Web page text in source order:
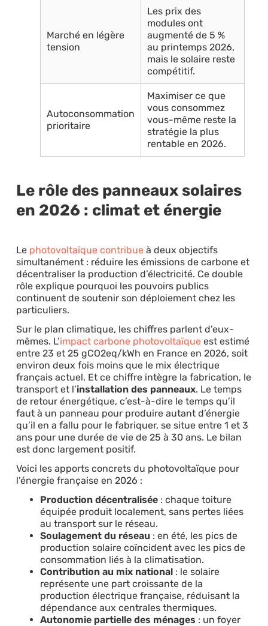
Marché en légère
tension
Les prix des
modules ont
augmenté de 5 %
au printemps 2026,
mais le solaire reste
compétitif.
Autoconsommation
prioritaire
Maximiser ce que
vous consommez
vous-même reste la
stratégie la plus
rentable en 2026.
Le rôle des panneaux solaires
en 2026 : climat et énergie
Le photovoltaïque contribueà deux objectifs
simultanément : réduire les émissions de carbone et
décentraliser la production d’électricité. Ce double
rôle explique pourquoi les pouvoirs publics
continuent de soutenir son déploiement chez les
particuliers.
Sur le plan climatique, les chiffres parlent d’eux-
mêmes. L’impact carbone photovoltaïqueest estimé
entre 23 et 25 gCO2eq/kWh en France en 2026, soit
environ deux fois moins que le mix électrique
français actuel. Et ce chiffre intègre la fabrication, le
transport et l’installation des panneaux. Le temps
de retour énergétique, c’est-à-dire le temps qu’il
faut à un panneau pour produire autant d’énergie
qu’il en a fallu pour le fabriquer, se situe entre 1 et 3
ans pour une durée de vie de 25 à 30 ans. Le bilan
est donc largement positif.
Voici les apports concrets du photovoltaïque pour
l’énergie française en 2026 :
Production décentralisée: chaque toiture
équipée produit localement, sans pertes liées
au transport sur le réseau.
Soulagement du réseau : en été, les pics de
production solaire coïncident avec les pics de
consommation liés à la climatisation.
Contribution au mix national: le solaire
représente une part croissante de la
production électrique française, réduisant la
dépendance aux centrales thermiques.
Autonomie partielle des ménages : un foyer